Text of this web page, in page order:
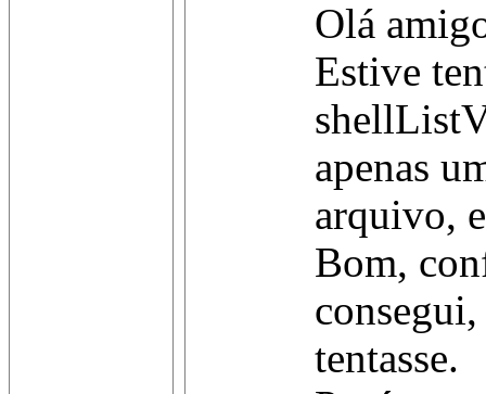
Olá
Estive
apenas
arquivo,
Bom,
tentasse.